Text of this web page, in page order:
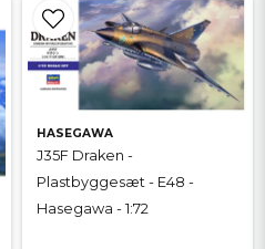
HASEGAWA
J35F Draken -
Plastbyggesæt - E48 -
Hasegawa - 1:72